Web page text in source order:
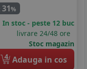
31%
In stoc - peste 12 buc
livrare 24/48 ore
Stoc magazin
4 Adauga in cos